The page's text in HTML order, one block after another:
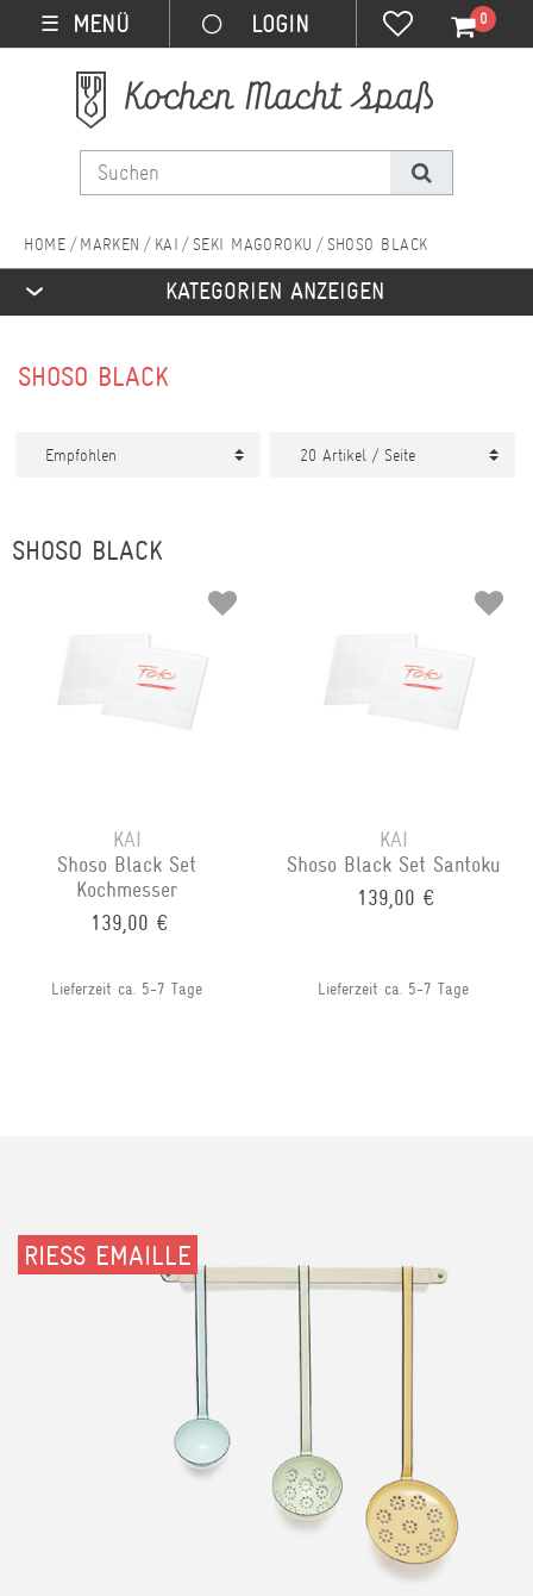
☰ MENÜ 0
MARKEN KAI SEKI MAGOROKU SHOSO BLACK
KATEGORIEN ANZEIGEN
SHOSO BLACK
SHOSO BLACK
KAI
Shoso Black Set
Kochmesser
139,00 €
Lieferzeit ca. 5-7 Tage
KAI
Shoso Black Set Santoku
139,00 €
Lieferzeit ca. 5-7 Tage
RIESS EMAILLE